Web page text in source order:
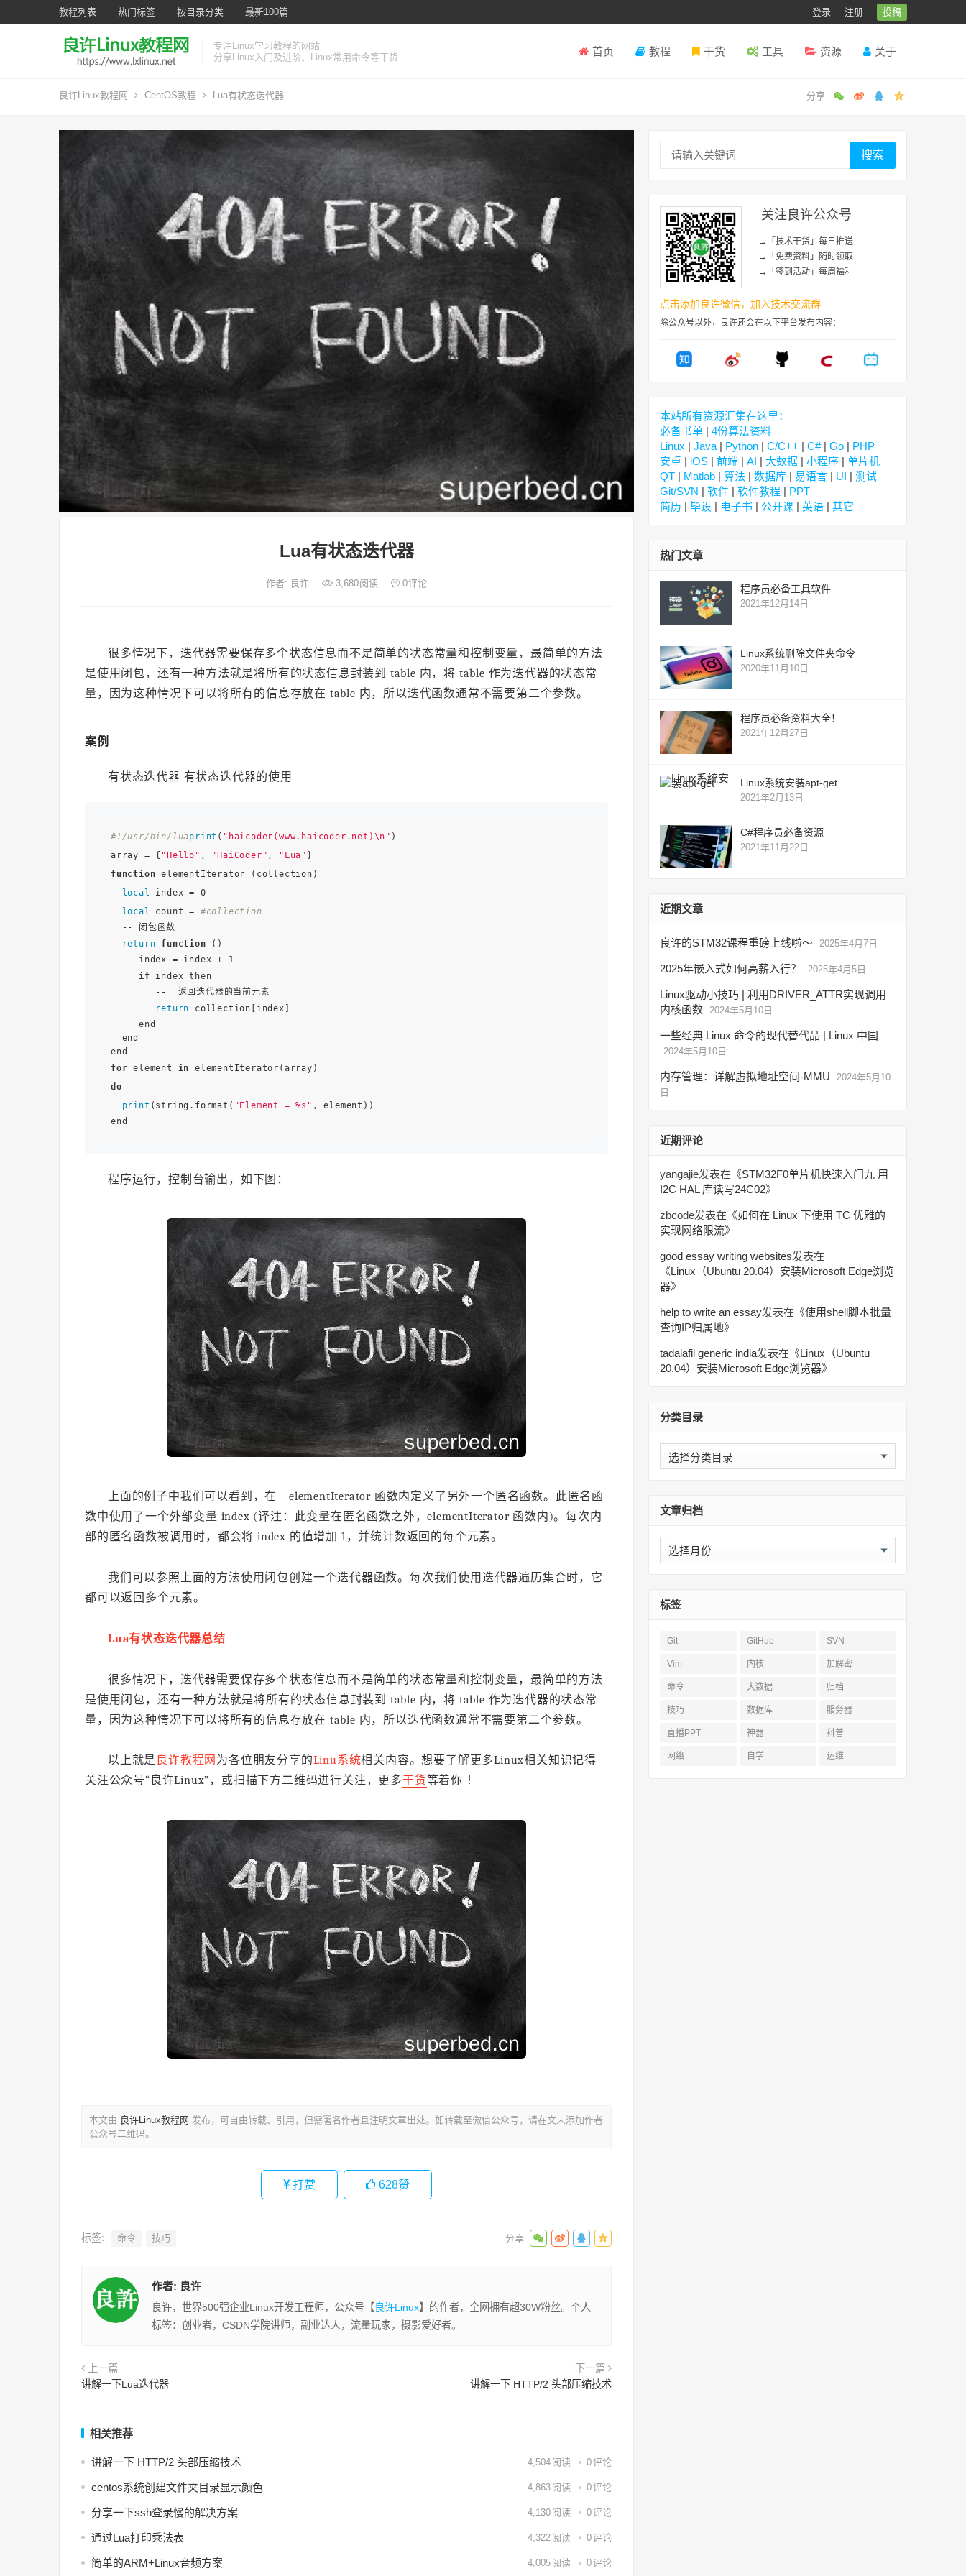
教程列表 热门标签 按目录分类 最新100篇 登录 注册 投稿
专注Linux学习教程的网站
分享Linux入门及进阶、Linux常用命令等干货
首页 教程 干货 工具 资源 关于
良许Linux教程网 CentOS教程 Lua有状态迭代器
Lua有状态迭代器
作者: 良许 3,680阅读 0评论
很多情况下，迭代器需要保存多个状态信息而不是简单的状态常量和控制变量，最简单的方法
是使用闭包，还有一种方法就是将所有的状态信息封装到 table 内，将 table 作为迭代器的状态常
量，因为这种情况下可以将所有的信息存放在 table 内，所以迭代函数通常不需要第二个参数。
案例
有状态迭代器 有状态迭代器的使用
#!/usr/bin/luaprint ( "haicoder(www.haicoder.net)\n" )
array = { "Hello" , "HaiCoder" , "Lua"
function elementIterator (collection)
local
index = 0
local
count = #collection
-- 闭包函数
return
function ()
index = index + 1
if index then
--  返回迭代器的当前元素
return collection[index]
end
end
for element in
do
print (string.format( "Element = %s" , element))
程序运行，控制台输出，如下图：
上面的例子中我们可以看到，在 elementIterator 函数内定义了另外一个匿名函数。此匿名函
数中使用了一个外部变量 index (译注：此变量在匿名函数之外，elementIterator 函数内)。每次内
部的匿名函数被调用时，都会将 index 的值增加 1，并统计数返回的每个元素。
我们可以参照上面的方法使用闭包创建一个迭代器函数。每次我们使用迭代器遍历集合时，它
都可以返回多个元素。
Lua有状态迭代器总结
很多情况下，迭代器需要保存多个状态信息而不是简单的状态常量和控制变量，最简单的方法
是使用闭包，还有一种方法就是将所有的状态信息封装到 table 内，将 table 作为迭代器的状态常
量，因为这种情况下可以将所有的信息存放在 table 内，所以迭代函数通常不需要第二个参数。
以上就是 良许教程网 为各位朋友分享的Linu系统相关内容。想要了解更多Linux相关知识记得
关注公众号“良许Linux”，或扫描下方二维码进行关注，更多干货等着你 ！
本文由 良许Linux教程网 发布，可自由转载、引用，但需署名作者且注明文章出处。如转载至微信公众号，请在文末添加作者
公众号二维码。
打赏 628赞
标签: 命令 技巧
作者: 良许
良许，世界500强企业Linux开发工程师，公众号【 良许Linux】的作者，全网拥有超30W粉丝。个人
标签：创业者，CSDN学院讲师，副业达人，流量玩家，摄影爱好者。
上一篇
讲解一下Lua迭代器
下一篇
讲解一下 HTTP/2 头部压缩技术
相关推荐
讲解一下 HTTP/2 头部压缩技术 4,504 阅读 0评论
centos系统创建文件夹目录显示颜色 4,863 阅读 0评论
分享一下ssh登录慢的解决方案 4,130 阅读 0评论
通过Lua打印乘法表 4,322 阅读 0评论
简单的ARM+Linux音频方案 4,005 阅读 0评论
搜索
关注良许公众号
→「技术干货」每日推送
→「免费资料」随时领取
→「签到活动」每周福利
点击添加良许微信，加入技术交流群
除公众号以外，良许还会在以下平台发布内容：
本站所有资源汇集在这里：
必备书单 | 4份算法资料
Linux | Java | Python | C/C++ | C#| Go | PHP
安卓 | iOS | 前端 | AI | 大数据 | 小程序 | 单片机
QT | Matlab | 算法 | 数据库 | 易语言 | UI | 测试
Git/SVN | 软件 | 软件教程 | PPT
简历 | 毕设 | 电子书 | 公开课 | 英语 | 其它
热门文章
程序员必备工具软件
2021年12月14日
Linux系统删除文件夹命令
2020年11月10日
程序员必备资料大全！
2021年12月27日
Linux系统安装apt-get
2021年2月13日
C#程序员必备资源
2021年11月22日
近期文章
良许的STM32课程重磅上线啦～ 2025年4月7日
2025年嵌入式如何高薪入行？ 2025年4月5日
Linux驱动小技巧 | 利用DRIVER_ATTR实现调用
内核函数 2024年5月10日
一些经典 Linux 命令的现代替代品 | Linux 中国
2024年5月10日
内存管理：详解虚拟地址空间-MMU
2024年5月10
日
近期评论
yangajie发表在《STM32F0单片机快速入门九 用
I2C HAL 库读写24C02》
zbcode发表在《如何在 Linux 下使用 TC 优雅的
实现网络限流》
good essay writing websites发表在
《Linux（Ubuntu 20.04）安装Microsoft Edge浏览
器》
help to write an essay发表在《使用shell脚本批量
查询IP归属地》
tadalafil generic india发表在《Linux（Ubuntu
20.04）安装Microsoft Edge浏览器》
分类目录
分
类
文章归档
文
章
标签
Git GitHub SVN
Vim 内核 加解密
命令 大数据 归档
技巧 数据库 服务器
直播PPT 神器 科普
网络 自学 运维